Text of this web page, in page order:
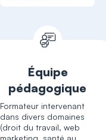
Équipe
pédagogique
Formateur intervenant
dans divers domaines
(droit du travail, web
marketing, santé au